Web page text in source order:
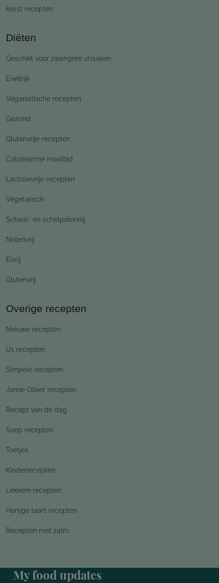
Kerst recepten
Diëten
Geschikt voor zwangere vrouwen
Eiwitrijk
Veganistische recepten
Gezond
Glutenvrije recepten
Caloriearme maaltijd
Lactosevrije recepten
Vegetarisch
Schaal- en schelpdiervrij
Notenvrij
Eivrij
Glutenvrij
Overige recepten
Nieuwe recepten
IJs recepten
Simpele recepten
Jamie Oliver recepten
Recept van de dag
Soep recepten
Toetjes
Kinderrecepten
Lekkere recepten
Hartige taart recepten
Recepten met zalm
My food updates